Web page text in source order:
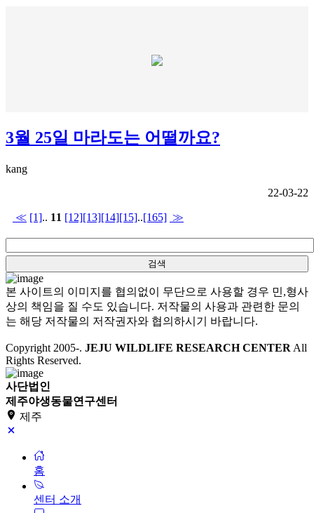
3월 25일 마라도는 어떨까요?
kang
22-03-22
≪ [1].. 11 [12][13][14][15]..[165] ≫
본 사이트의 이미지를 협의없이 무단으로 사용할 경우 민,형사
상의 책임을 질 수도 있습니다. 저작물의 사용과 관련한 문의
는 해당 저작물의 저작권자와 협의하시기 바랍니다.
Copyright 2005-. JEJU WILDLIFE RESEARCH CENTER All
Rights Reserved.
사단법인
제주야생동물연구센터
제주
홈
센터 소개